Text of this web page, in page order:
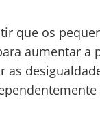
que os
aumentar a
as